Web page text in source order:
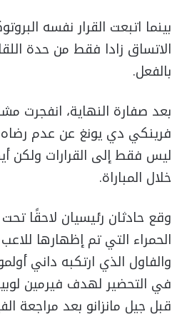
بينما اتبعت القرار نفسه
الاتساق زادا فقط من حدة
بالفعل.
بعد صفارة النهاية، انفجرت
فرينكي دي يونغ عن عدم
ليس فقط إلى القرارات ولكن
خلال المباراة.
وقع حادثان رئيسيان لاحقًا
والفاول الذي ارتكبه داني
في التحضير لهدف فيرمين
قبل جيل مانزانو بعد مراجعة